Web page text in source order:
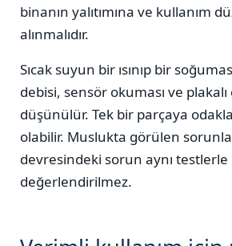
binanın yalıtımına ve kullanım
alınmalıdır.
Sıcak suyun bir ısınıp bir
debisi, sensör okuması ve
düşünülür. Tek bir parçaya
olabilir. Muslukta görülen
devresindeki sorun aynı testlerle
değerlendirilmez.